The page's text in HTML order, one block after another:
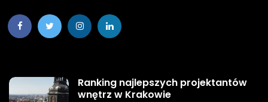
Ranking najlepszych projektantów
wnętrz w Krakowie